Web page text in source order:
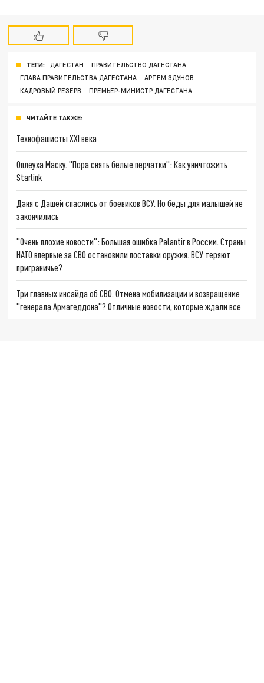
ТЕГИ: ДАГЕСТАН
ПРАВИТЕЛЬСТВО ДАГЕСТАНА
ГЛАВА ПРАВИТЕЛЬСТВА ДАГЕСТАНА
АРТЕМ ЗДУНОВ
КАДРОВЫЙ РЕЗЕРВ
ПРЕМЬЕР-МИНИСТР ДАГЕСТАНА
ЧИТАЙТЕ ТАКЖЕ:
Технофашисты XXI века
Оплеуха Маску. "Пора снять белые перчатки": Как уничтожить
Starlink
Даня с Дашей спаслись от боевиков ВСУ. Но беды для малышей не
закончились
"Очень плохие новости": Большая ошибка Palantir в России. Страны
НАТО впервые за СВО остановили поставки оружия. ВСУ теряют
приграничье?
Три главных инсайда об СВО. Отмена мобилизации и возвращение
"генерала Армагеддона"? Отличные новости, которые ждали все